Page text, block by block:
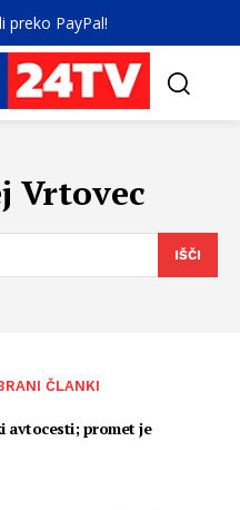
preko PayPal!
Vrtovec
IŠČI
ČLANKI
avtocesti; promet je